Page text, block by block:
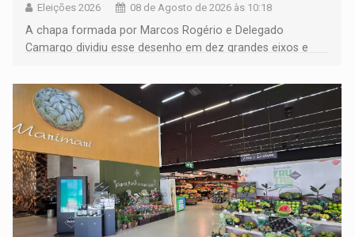
Eleições 2026 08 de Agosto de 2026 às 10:18
A chapa formada por Marcos Rogério e Delegado
Camargo dividiu esse desenho em dez grandes eixos e